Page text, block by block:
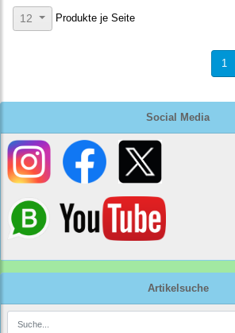
Social Media
Artikelsuche
12 Produkte je Seite
1